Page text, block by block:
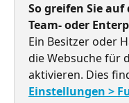
So greifen Sie
Team- oder
Ein Besitzer oder
die Websuche für
aktivieren. Dies
Einstellungen >